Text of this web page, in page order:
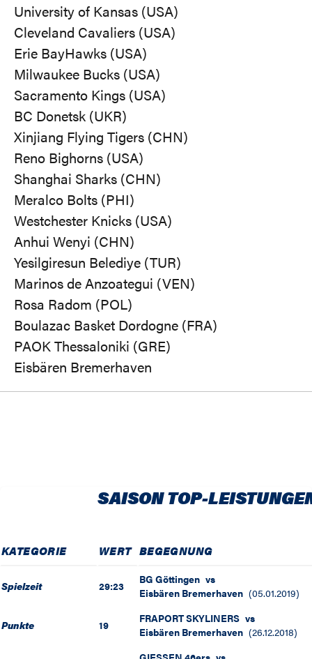
University of Kansas (USA)
Cleveland Cavaliers (USA)
Erie BayHawks (USA)
Milwaukee Bucks (USA)
Sacramento Kings (USA)
BC Donetsk (UKR)
Xinjiang Flying Tigers (CHN)
Reno Bighorns (USA)
Shanghai Sharks (CHN)
Meralco Bolts (PHI)
Westchester Knicks (USA)
Anhui Wenyi (CHN)
Yesilgiresun Belediye (TUR)
Marinos de Anzoategui (VEN)
Rosa Radom (POL)
Boulazac Basket Dordogne (FRA)
PAOK Thessaloniki (GRE)
Eisbären Bremerhaven
SAISON TOP-
KATEGORIE WERT BEGEGNUNG
Spielzeit 29:23 BG Göttingen vs
Eisbären Bremerhaven (05.01.2019)
Punkte 19 FRAPORT SKYLINERS vs
Eisbären Bremerhaven (26.12.2018)